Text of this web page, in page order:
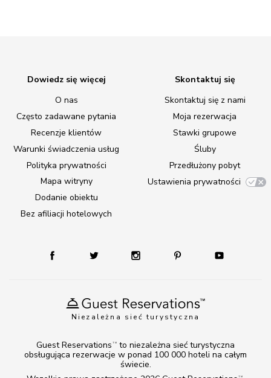
Niezależna sieć turystyczna
Dowiedz się więcej
O nas
Często zadawane pytania
Recenzje klientów
Warunki świadczenia usług
Polityka prywatności
Mapa witryny
Dodanie obiektu
Bez afiliacji hotelowych
Skontaktuj się
Skontaktuj się z nami
Moja rezerwacja
Stawki grupowe
Śluby
Przedłużony pobyt
Ustawienia prywatności
TM
Guest Reservations TM
to niezależna sieć turystyczna
obsługująca rezerwacje w ponad 100 000 hoteli na całym
świecie.